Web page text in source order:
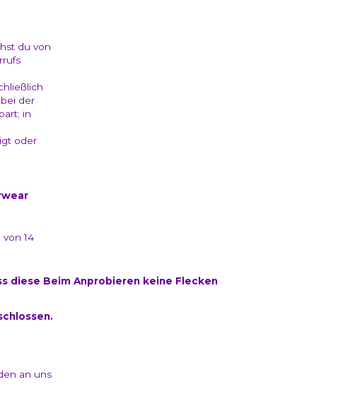
du von
der
in
oder
14
diese Beim Anprobieren keine Flecken
an uns